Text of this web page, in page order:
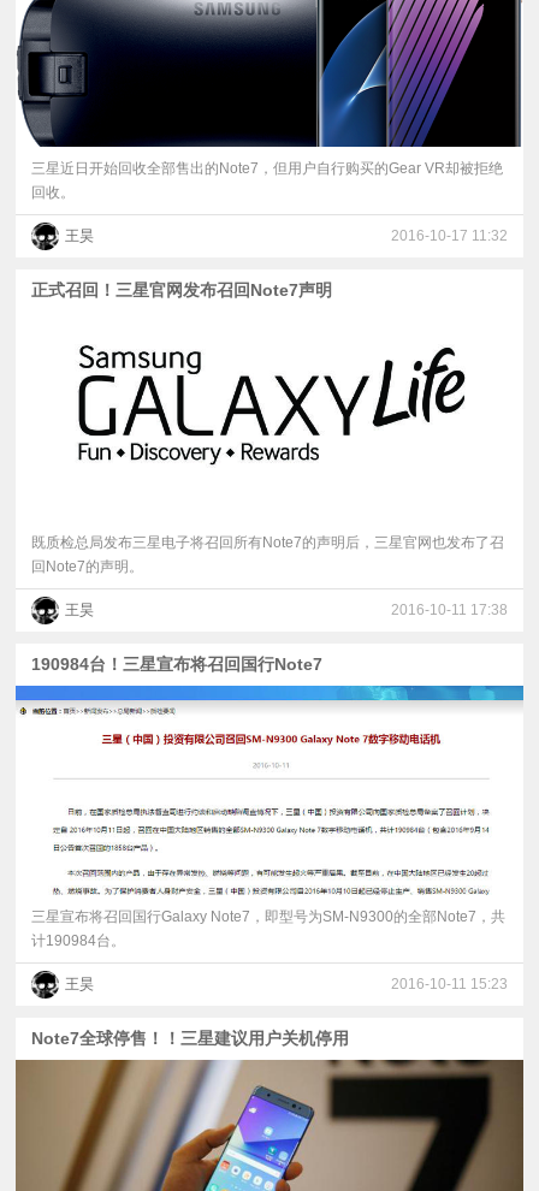
三星近日开始回收全部售出的Note7，但用户自行购买的Gear VR却被拒绝
回收。
王昊 2016-10-17 11:32
正式召回！三星官网发布召回Note7声明
既质检总局发布三星电子将召回所有Note7的声明后，三星官网也发布了召
回Note7的声明。
王昊 2016-10-11 17:38
190984台！三星宣布将召回国行Note7
三星宣布将召回国行Galaxy Note7，即型号为SM-N9300的全部Note7，共
计190984台。
王昊 2016-10-11 15:23
Note7全球停售！！三星建议用户关机停用